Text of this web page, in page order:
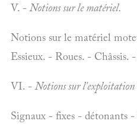
V. -Notions sur le matériel.
Notions sur le matériel
Essieux. - Roues. - Châssis.
VI. -Notions sur l'exploitation
Signaux - fixes - détonants